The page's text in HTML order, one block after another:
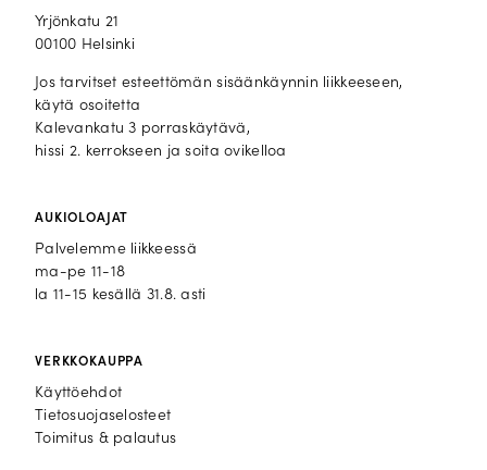
Yrjönkatu 21
00100 Helsinki
Jos tarvitset esteettömän sisäänkäynnin liikkeeseen,
käytä osoitetta
Kalevankatu 3 porraskäytävä,
hissi 2. kerrokseen ja soita ovikelloa
AUKIOLOAJAT
Palvelemme liikkeessä
ma-pe 11-18
la 11-15 kesällä 31.8. asti
VERKKOKAUPPA
Käyttöehdot
Tietosuojaselosteet
Toimitus & palautus